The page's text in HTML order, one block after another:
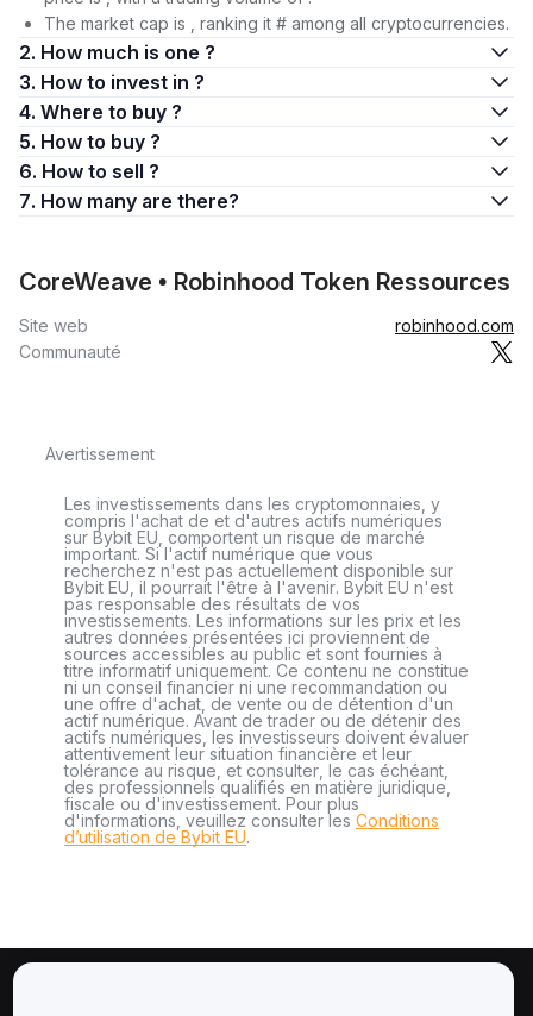
The market cap is , ranking it # among all cryptocurrencies.
2. How much is one ?
3. How to invest in ?
4. Where to buy ?
5. How to buy ?
6. How to sell ?
7. How many are there?
CoreWeave • Robinhood Token Ressources
Site web
robinhood.com
Communauté
Avertissement
Les investissements dans les cryptomonnaies, y
compris l'achat de et d'autres actifs numériques
sur Bybit EU, comportent un risque de marché
important. Si l'actif numérique que vous
recherchez n'est pas actuellement disponible sur
Bybit EU, il pourrait l'être à l'avenir. Bybit EU n'est
pas responsable des résultats de vos
investissements. Les informations sur les prix et les
autres données présentées ici proviennent de
sources accessibles au public et sont fournies à
titre informatif uniquement. Ce contenu ne constitue
ni un conseil financier ni une recommandation ou
une offre d'achat, de vente ou de détention d'un
actif numérique. Avant de trader ou de détenir des
actifs numériques, les investisseurs doivent évaluer
attentivement leur situation financière et leur
tolérance au risque, et consulter, le cas échéant,
des professionnels qualifiés en matière juridique,
fiscale ou d'investissement. Pour plus
d'informations, veuillez consulter les Conditions
d’utilisation de Bybit EU.